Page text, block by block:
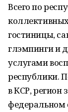
Всего по
гостиницы,
глэмпинги и
услугами
республики.
в КСР, регион
федеральном